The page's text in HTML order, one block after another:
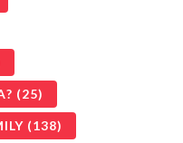
(25)
(138)